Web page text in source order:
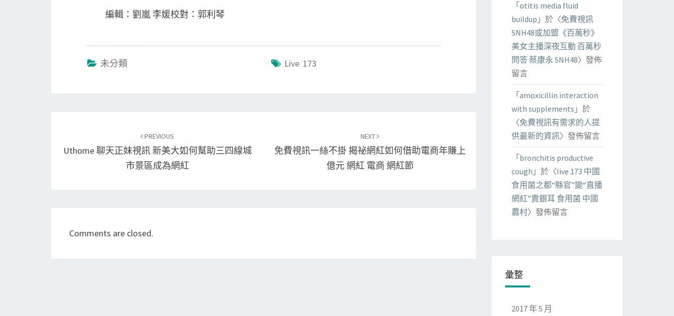
編輯：劉嵐 李媛校對：郭利琴
未分類 Live 173
PREVIOUS
Uthome 聊天正妹視訊 新美大如何幫助三四線城
市景區成為網紅
NEXT
免費視訊一絲不掛 揭祕網紅如何借助電商年賺上
億元 網紅 電商 網紅節
Comments are closed.
「 otitis media fluid
buildup 」於〈免費視訊
SNH48或加盟《百萬秒》
美女主播深夜互動 百萬秒
問答 蔡康永 SNH48〉發佈
留言
「 amoxicillin interaction
with supplements 」於
〈免費視訊有需求的人提
供最新的資訊〉發佈留言
「 bronchitis productive
cough 」於〈live 173 中國
食用菌之都“縣官”變“直播
網紅”賣銀耳 食用菌 中國
農村〉發佈留言
彙整
2017 年 5 月